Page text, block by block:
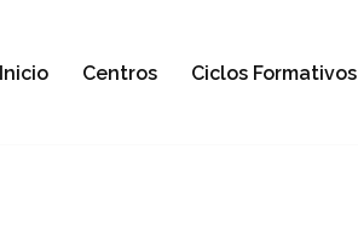
Inicio Centros Ciclos Formativos